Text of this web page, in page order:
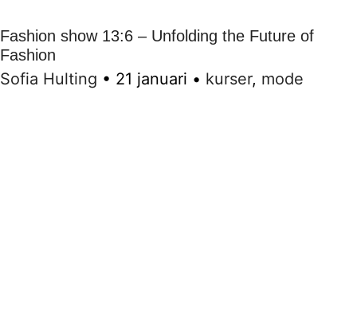
Fashion show 13:6 – Unfolding the Future of
Fashion
Sofia Hulting • 21 januari • kurser, mode